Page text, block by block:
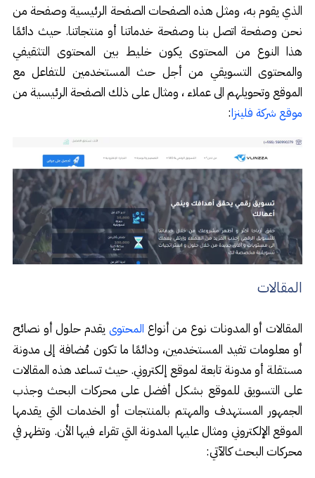
الذي يقوم به، ومثل هذه الصفحات الصفحة الرئيسية وصفحة من
نحن وصفحة اتصل بنا وصفحة خدماتنا أو منتجاتنا. حيث دائمًا
هذا النوع من المحتوى يكون خليط بين المحتوى التثقيفي
والمحتوى التسويقي من أجل حث المستخدمين للتفاعل مع
الموقع وتحويلهم الى عملاء ، ومثال على ذلك الصفحة الرئيسية من
موقع شركة فلينزا:
المقالات
المقالات أو المدونات نوع من أنواع المحتوىيقدم حلول أو نصائح
أو معلومات تفيد المستخدمين، ودائمًا ما تكون مُضافة إلى مدونة
مستقلة أو مدونة تابعة لموقع إلكتروني. حيث تساعد هذه المقالات
على التسويق للموقع بشكل أفضل على محركات البحث وجذب
الجمهور المستهدف والمهتم بالمنتجات أو الخدمات التي يقدمها
الموقع الإلكتروني ومثال عليها المدونة التي تقراء فيها الأن. وتظهر في
محركات البحث كالآتي: